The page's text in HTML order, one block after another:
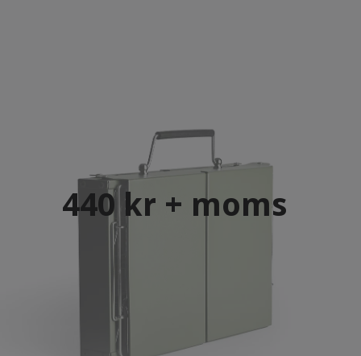
440 kr + moms